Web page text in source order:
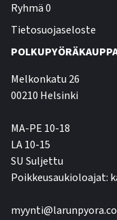
Ryhmä 0
Tietosuojaseloste
Melkonkatu 26
00210 Helsinki
MA-PE 10-18
LA 10-15
SU Suljettu
Poikkeusaukioloajat: